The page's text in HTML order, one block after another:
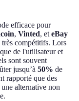
efficace pour
, Vinted, et eBay
très compétitifs. Lors
de l'utilisateur et
sont souvent
jusqu’à 50% de
rapporté que des
alternative non